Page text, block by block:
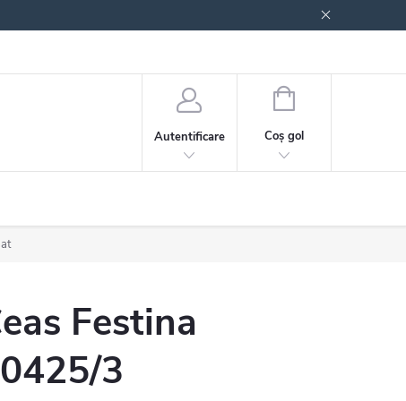
Autentificare
COŞ
CUMPĂRĂTURI
Coş gol
Festina
3